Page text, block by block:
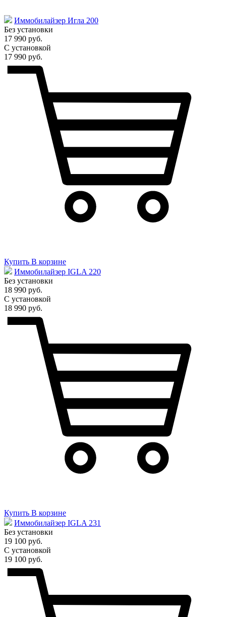
Иммобилайзер Игла 200
Без установки
17 990 руб.
С установкой
17 990 руб.
Купить В корзине
Иммобилайзер IGLA 220
Без установки
18 990 руб.
С установкой
18 990 руб.
Купить В корзине
Иммобилайзер IGLA 231
Без установки
19 100 руб.
С установкой
19 100 руб.